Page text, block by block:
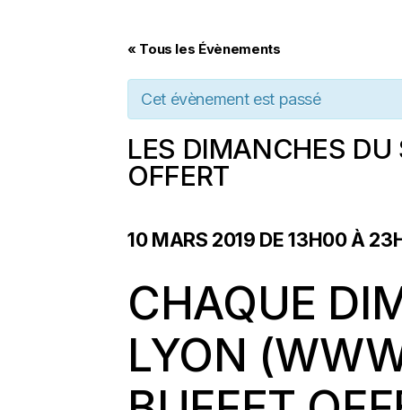
« Tous les Évènements
Cet évènement est passé
LES DIMANCHES
OFFERT
10 MARS 2019 DE 13H00À
CHAQUE
LYON (